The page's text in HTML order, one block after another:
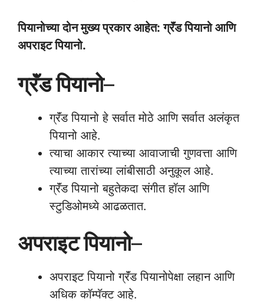
पियानोच्या दोन मुख्य प्रकार आहेत: ग्रॅंड पियानो आणि
अपराइट पियानो.
ग्रॅंड पियानो–
ग्रॅंड पियानो हे सर्वात मोठे आणि सर्वात अलंकृत
पियानो आहे.
त्याचा आकार त्याच्या आवाजाची गुणवत्ता आणि
त्याच्या तारांच्या लांबीसाठी अनुकूल आहे.
ग्रॅंड पियानो बहुतेकदा संगीत हॉल आणि
स्टुडिओमध्ये आढळतात.
अपराइट पियानो–
अपराइट पियानो ग्रॅंड पियानोपेक्षा लहान आणि
अधिक कॉम्पॅक्ट आहे.